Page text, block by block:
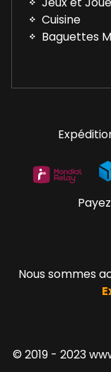
Cuisine
Baguettes
Nous sommes
© 2019 - 2023